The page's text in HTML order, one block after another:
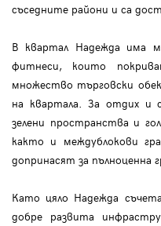
съседните райони и са
В квартал Надежда има
фитнеси, които
множество търговски
на квартала. За отдих и
зелени пространства и
както и междублокови
допринасят за пълноценна
Като цяло Надежда
добре развита